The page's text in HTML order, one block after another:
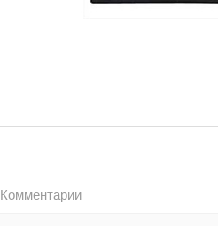
Комментарии